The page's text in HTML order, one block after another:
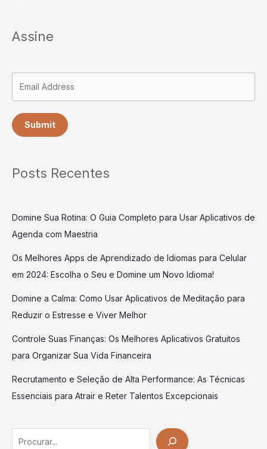
Assine
Submit
Posts Recentes
Domine Sua Rotina: O Guia Completo para Usar Aplicativos de
Agenda com Maestria
Os Melhores Apps de Aprendizado de Idiomas para Celular
em 2024: Escolha o Seu e Domine um Novo Idioma!
Domine a Calma: Como Usar Aplicativos de Meditação para
Reduzir o Estresse e Viver Melhor
Controle Suas Finanças: Os Melhores Aplicativos Gratuitos
para Organizar Sua Vida Financeira
Recrutamento e Seleção de Alta Performance: As Técnicas
Essenciais para Atrair e Reter Talentos Excepcionais